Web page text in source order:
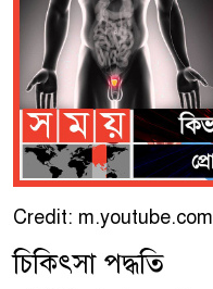
Credit: m.youtube.com
চিকিৎসা পদ্ধতি